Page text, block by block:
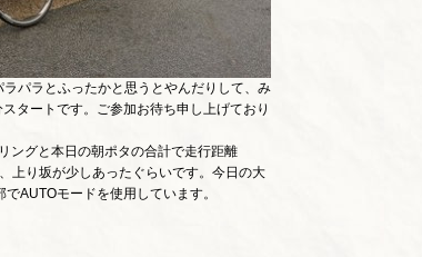
パラとふったかと思うとやんだりして、み
タートです。ご参加お待ち申し上げており
ングと本日の朝ポタの合計で走行距離
上り坂が少しあったぐらいです。今日の大
AUTOモードを使用しています。